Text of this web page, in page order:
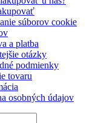
súborov cookie
a platba
otázky
podmienky
tovaru
osobných údajov